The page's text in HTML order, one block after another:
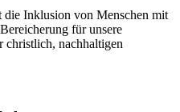
die Inklusion von Menschen mit
für unsere
christlich, nachhaltigen